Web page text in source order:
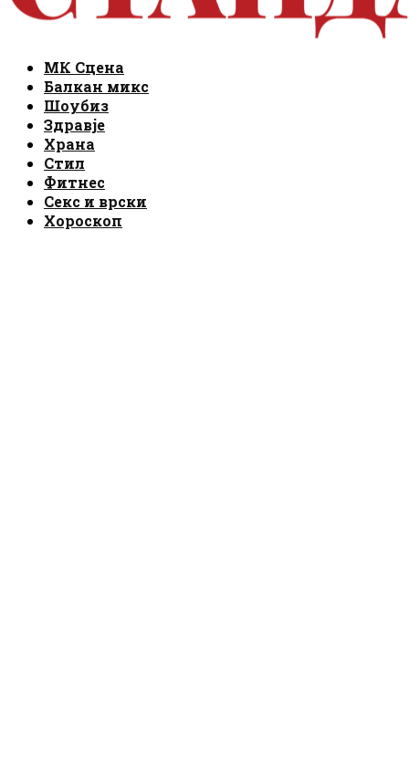
МК Сцена
Балкан микс
Шоубиз
Здравје
Храна
Стил
Фитнес
Секс и врски
Хороскоп